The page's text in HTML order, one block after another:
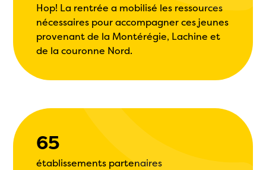
Hop! La rentrée a mobilisé les ressources
nécessaires pour accompagner ces jeunes
provenant de la Montérégie, Lachine et
de la couronne Nord.
65
établissements partenaires